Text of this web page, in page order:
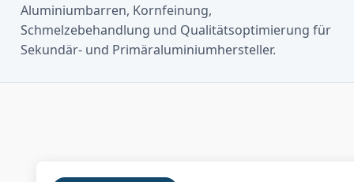
Aluminiumbarren, Kornfeinung,
Schmelzebehandlung und Qualitätsoptimierung für
Sekundär- und Primäraluminiumhersteller.